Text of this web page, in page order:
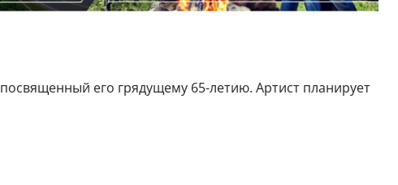
посвященный его грядущему 65-летию. Артист планирует